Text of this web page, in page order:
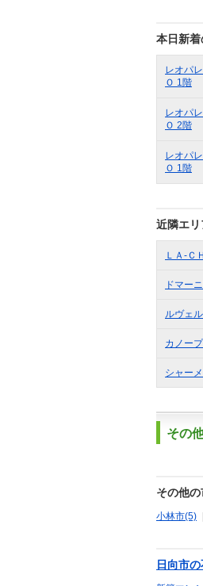
本日新
レオパ
Ｏ 1階
レオパ
Ｏ 2階
レオパ
Ｏ 1階
近隣エ
ＬＡ‐Ｃ
ドマー
ルヴェ
カノー
シャー
その
その他
小林市(5)
日向市